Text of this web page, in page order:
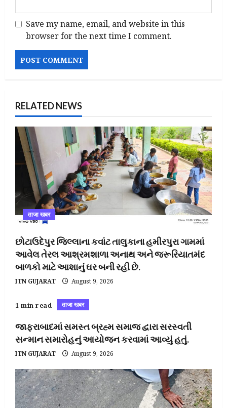
Save my name, email, and website in this
browser for the next time I comment.
RELATED NEWS
ताजा खबर
છોટાઉદેપુર જિલ્લાના કવાંટ તાલુકાના હમીરપુરા ગામમાં
આવેલ તેરલ આશ્રમશાળા અનાથ અને જરૂરિયાતમંદ
બાળકો માટે આશાનું ઘર બની રહી છે.
ITN GUJARAT August 9, 2026
1 min read ताजा खबर
જાફરાબાદમાં સમસ્ત બ્રહ્મ સમાજ દ્વારા સરસ્વતી
સન્માન સમારોહનું આયોજન કરવામાં આવ્યું હતું.
ITN GUJARAT August 9, 2026